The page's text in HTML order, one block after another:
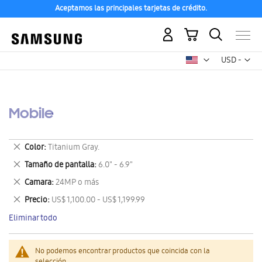
Aceptamos las principales tarjetas de crédito.
USD -
dólar
Mi carrito
Mobile
No podemos encontrar productos que coincida con la
Color Titanium Gray.
Eliminar
este
artículo
Tamaño de pantalla 6.0" - 6.9"
Eliminar
este
artículo
Camara 24MP o más
Eliminar
este
artículo
Precio US$ 1,100.00 - US$ 1,199.99
Eliminar
este
artículo
Eliminar todo